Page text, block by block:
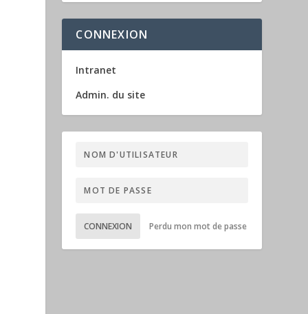
CONNEXION
Intranet
Admin. du site
CONNEXION Perdu mon mot de passe